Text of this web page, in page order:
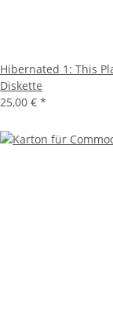
Hibernated 1: This
Diskette
25,00 € *